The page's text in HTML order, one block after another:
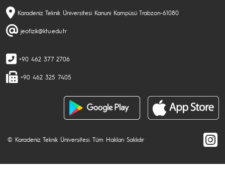
Karadeniz Teknik Üniversitesi Kanuni Kampüsü Trabzon-61080
jeofizik@ktu.edu.tr
+90 462 377 2706
+90 462 325 7405
© Karadeniz Teknik Üniversitesi. Tüm Hakları Saklıdır